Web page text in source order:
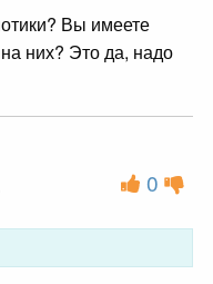
Вы имеете
них? Это да, надо
0